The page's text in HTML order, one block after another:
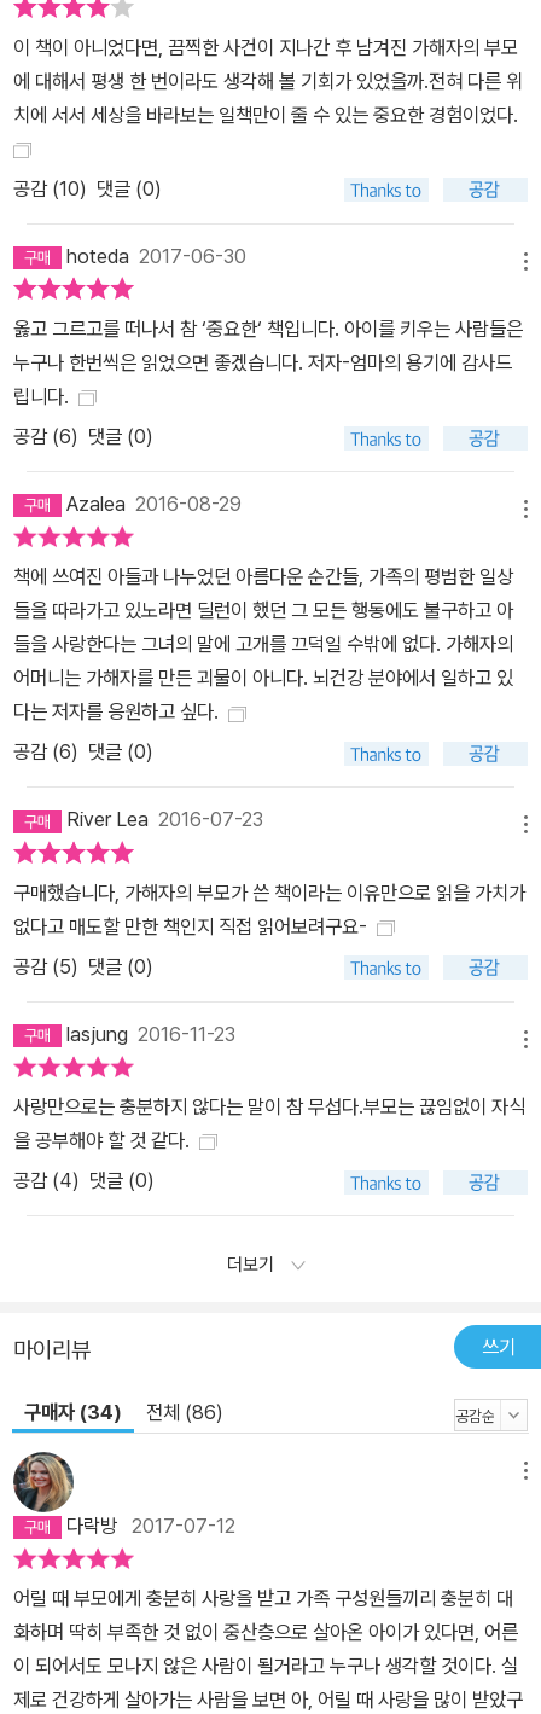
이 책이 아니었다면, 끔찍한 사건이 지나간 후 남겨진 가해자의 부모
에 대해서 평생 한 번이라도 생각해 볼 기회가 있었을까.전혀 다른 위
치에 서서 세상을 바라보는 일책만이 줄 수 있는 중요한 경험이었다.
공감 (10) 댓글 (0)
hoteda 2017-06-30
옳고 그르고를 떠나서 참 ‘중요한‘ 책입니다. 아이를 키우는 사람들은
누구나 한번씩은 읽었으면 좋겠습니다. 저자-엄마의 용기에 감사드
립니다.
공감 (6) 댓글 (0)
Azalea 2016-08-29
책에 쓰여진 아들과 나누었던 아름다운 순간들, 가족의 평범한 일상
들을 따라가고 있노라면 딜런이 했던 그 모든 행동에도 불구하고 아
들을 사랑한다는 그녀의 말에 고개를 끄덕일 수밖에 없다. 가해자의
어머니는 가해자를 만든 괴물이 아니다. 뇌건강 분야에서 일하고 있
다는 저자를 응원하고 싶다.
공감 (6) 댓글 (0)
River Lea 2016-07-23
구매했습니다, 가해자의 부모가 쓴 책이라는 이유만으로 읽을 가치가
없다고 매도할 만한 책인지 직접 읽어보려구요-
공감 (5) 댓글 (0)
lasjung 2016-11-23
사랑만으로는 충분하지 않다는 말이 참 무섭다.부모는 끊임없이 자식
을 공부해야 할 것 같다.
공감 (4) 댓글 (0)
더보기
마이리뷰 쓰기
구매자 (34) 전체 (86)
다락방 2017-07-12
어릴 때 부모에게 충분히 사랑을 받고 가족 구성원들끼리 충분히 대
화하며 딱히 부족한 것 없이 중산층으로 살아온 아이가 있다면, 어른
이 되어서도 모나지 않은 사람이 될거라고 누구나 생각할 것이다. 실
제로 건강하게 살아가는 사람을 보면 아, 어릴 때 사랑을 많이 받았구